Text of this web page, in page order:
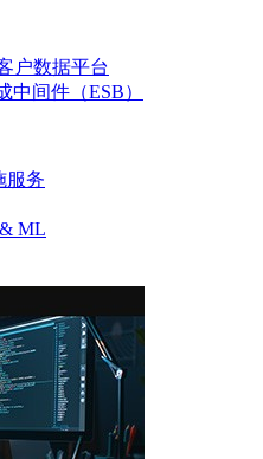
户数据平台
中间件（ESB）
服务
ML